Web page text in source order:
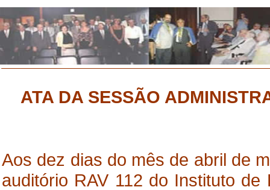
ATA DA SESSÃO
Aos dez dias do mês de abril de
auditório RAV 112 do Instituto